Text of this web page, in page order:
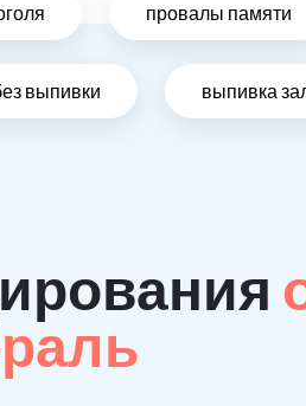
провалы памяти
выпивки выпивка